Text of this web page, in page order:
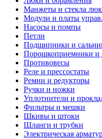
Манжеты и стекла
Модули и платы
Насосы и помпы
Петли
Подшипники и
Порошкоприемники и
Противовесы
Реле и прессостаты
Ремни и редукторы
Ручки и ножки
Уплотнители и
Фильтры и мешки
Шкивы и штоки
Шланги и трубки
Электрическая